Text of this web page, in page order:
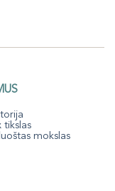
tikslas
mokslas